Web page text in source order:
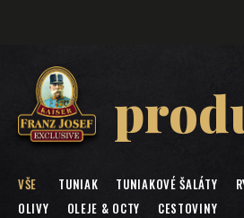
VŠE TUNIAK TUNIAKOVÉ ŠALÁTY
OLIVY
OLEJE & OCTY
CESTOVINY